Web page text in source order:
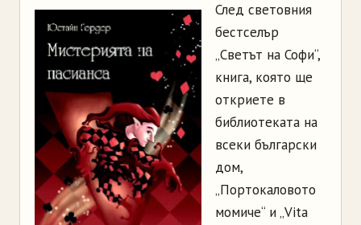
След световния
бестселър
„Светът на Софи“,
книга, която ще
откриете в
библиотеката на
всеки български
дом,
„Портокаловото
момиче“ и „Vita